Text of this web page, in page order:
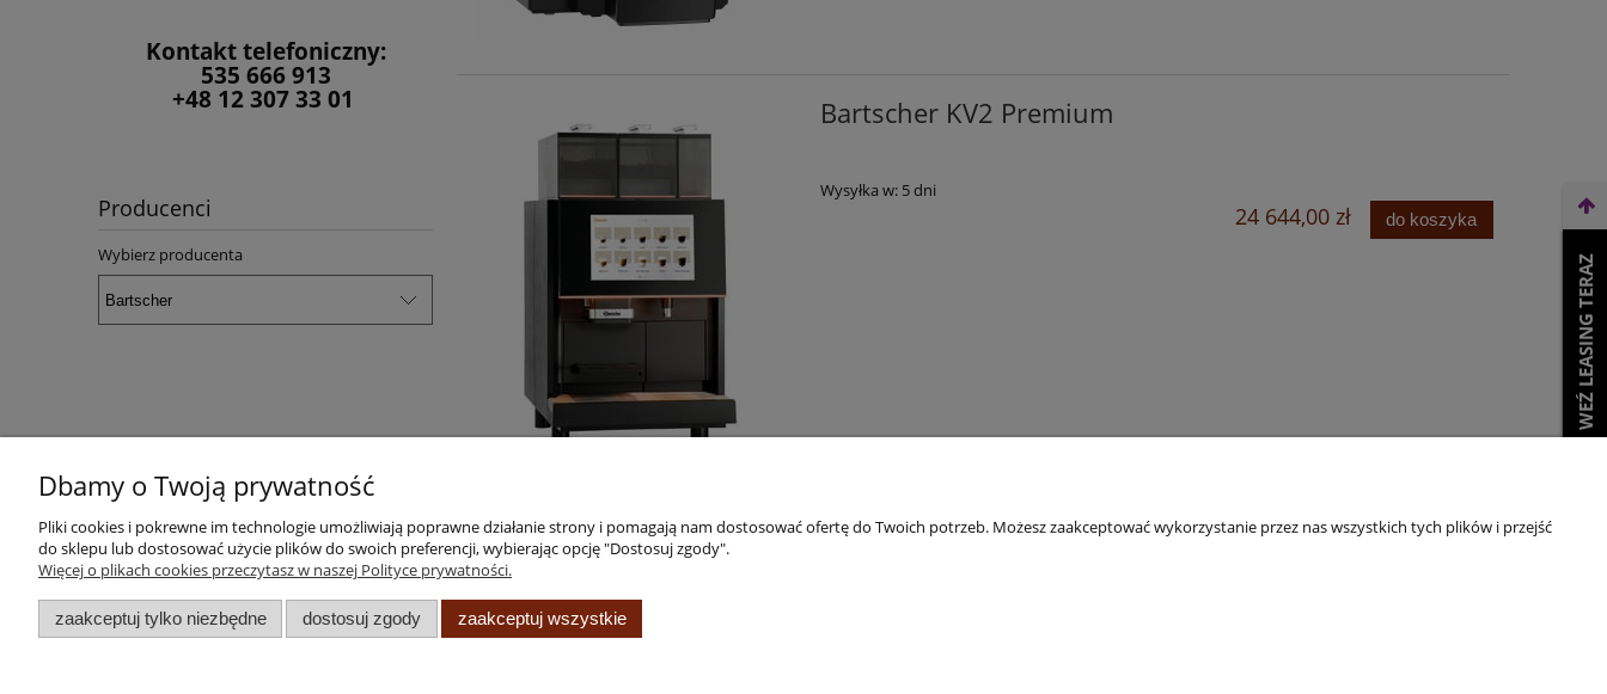
Kontakt telefoniczny:
535 666 913
+48 12 307 33 01
Producenci
Wybierz producenta
Bartscher KV2 Premium
Wysyłka w: 5 dni
24 644,00 zł do koszyka
Pomoc
Regulamin
Moje konto
Twoje zamówienia
WEŹ LEASING TERAZ
Dbamy o Twoją prywatność
Pliki cookies i pokrewne im technologie umożliwiają poprawne działanie strony i pomagają nam dostosować ofertę do Twoich potrzeb. Możesz zaakceptować wykorzystanie przez nas wszystkich tych plików i przejść
do sklepu lub dostosować użycie plików do swoich preferencji, wybierając opcję "Dostosuj zgody".
Więcej o plikach cookies przeczytasz w naszej Polityce prywatności.
zaakceptuj tylko niezbędne dostosuj zgody zaakceptuj wszystkie